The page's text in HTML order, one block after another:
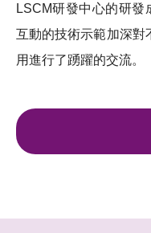
LSCM研發中心的研
互動的技術示範加深對
用進行了踴躍的交流。